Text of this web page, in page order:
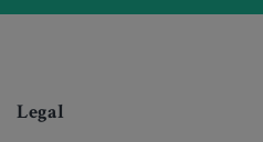
Legal